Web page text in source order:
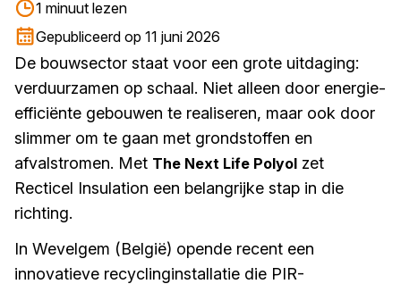
1 minuut lezen
Gepubliceerd op 11 juni 2026
De bouwsector staat voor een grote uitdaging:
verduurzamen op schaal. Niet alleen door energie-
efficiënte gebouwen te realiseren, maar ook door
slimmer om te gaan met grondstoffen en
afvalstromen. Met The Next Life Polyol zet
Recticel Insulation een belangrijke stap in die
richting.
In Wevelgem (België) opende recent een
innovatieve recyclinginstallatie die PIR-